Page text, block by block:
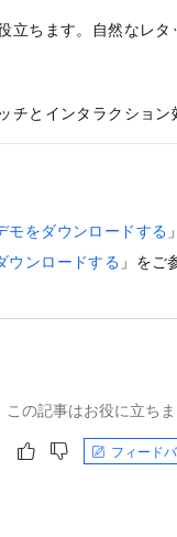
立ちます。自然なレ
とインタラクション
モをダウンロードする
ウンロードする 」をご
この記事はお役に立ち
フィード